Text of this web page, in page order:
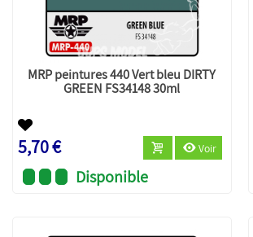
MRP peintures 440 Vert bleu DIRTY
GREEN FS34148 30ml
5,70 € Voir
Disponible